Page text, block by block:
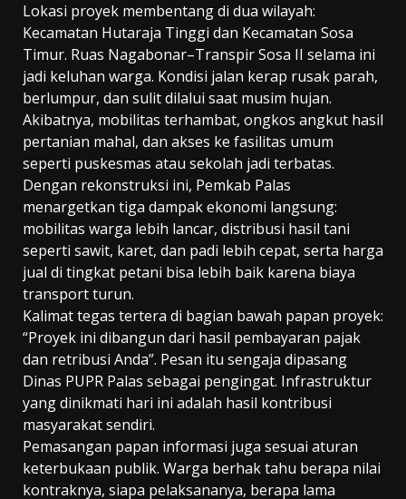
Lokasi proyek membentang di dua wilayah:
Kecamatan Hutaraja Tinggi dan Kecamatan Sosa
Timur. Ruas Nagabonar–Transpir Sosa II selama ini
jadi keluhan warga. Kondisi jalan kerap rusak parah,
berlumpur, dan sulit dilalui saat musim hujan.
Akibatnya, mobilitas terhambat, ongkos angkut hasil
pertanian mahal, dan akses ke fasilitas umum
seperti puskesmas atau sekolah jadi terbatas.
Dengan rekonstruksi ini, Pemkab Palas
menargetkan tiga dampak ekonomi langsung:
mobilitas warga lebih lancar, distribusi hasil tani
seperti sawit, karet, dan padi lebih cepat, serta harga
jual di tingkat petani bisa lebih baik karena biaya
transport turun.
Kalimat tegas tertera di bagian bawah papan proyek:
“Proyek ini dibangun dari hasil pembayaran pajak
dan retribusi Anda”. Pesan itu sengaja dipasang
Dinas PUPR Palas sebagai pengingat. Infrastruktur
yang dinikmati hari ini adalah hasil kontribusi
masyarakat sendiri.
Pemasangan papan informasi juga sesuai aturan
keterbukaan publik. Warga berhak tahu berapa nilai
kontraknya, siapa pelaksananya, berapa lama